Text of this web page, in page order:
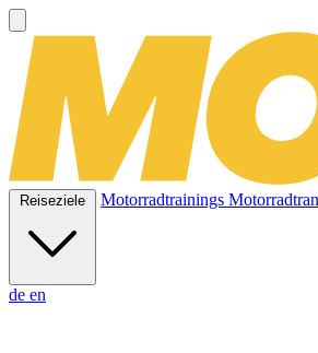
Reiseziele Motorradtrainings
de en